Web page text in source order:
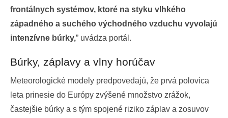
frontálnych systémov, ktoré na styku vlhkého
západného a suchého východného vzduchu vyvolajú
intenzívne búrky,” uvádza portál.
Búrky, záplavy a vlny horúčav
Meteorologické modely predpovedajú, že prvá polovica
leta prinesie do Európy zvýšené množstvo zrážok,
častejšie búrky a s tým spojené riziko záplav a zosuvov